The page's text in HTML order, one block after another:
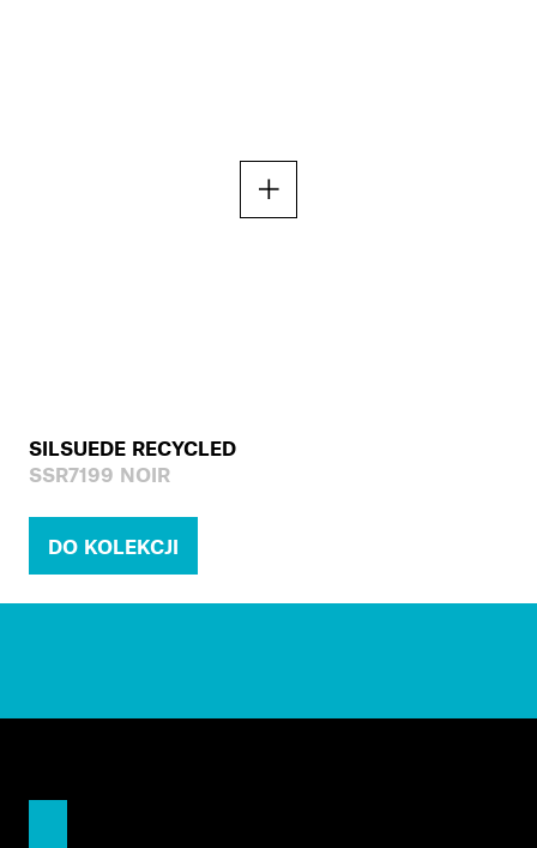
SILSUEDE RECYCLED
SSR7199 NOIR
DO KOLEKCJI